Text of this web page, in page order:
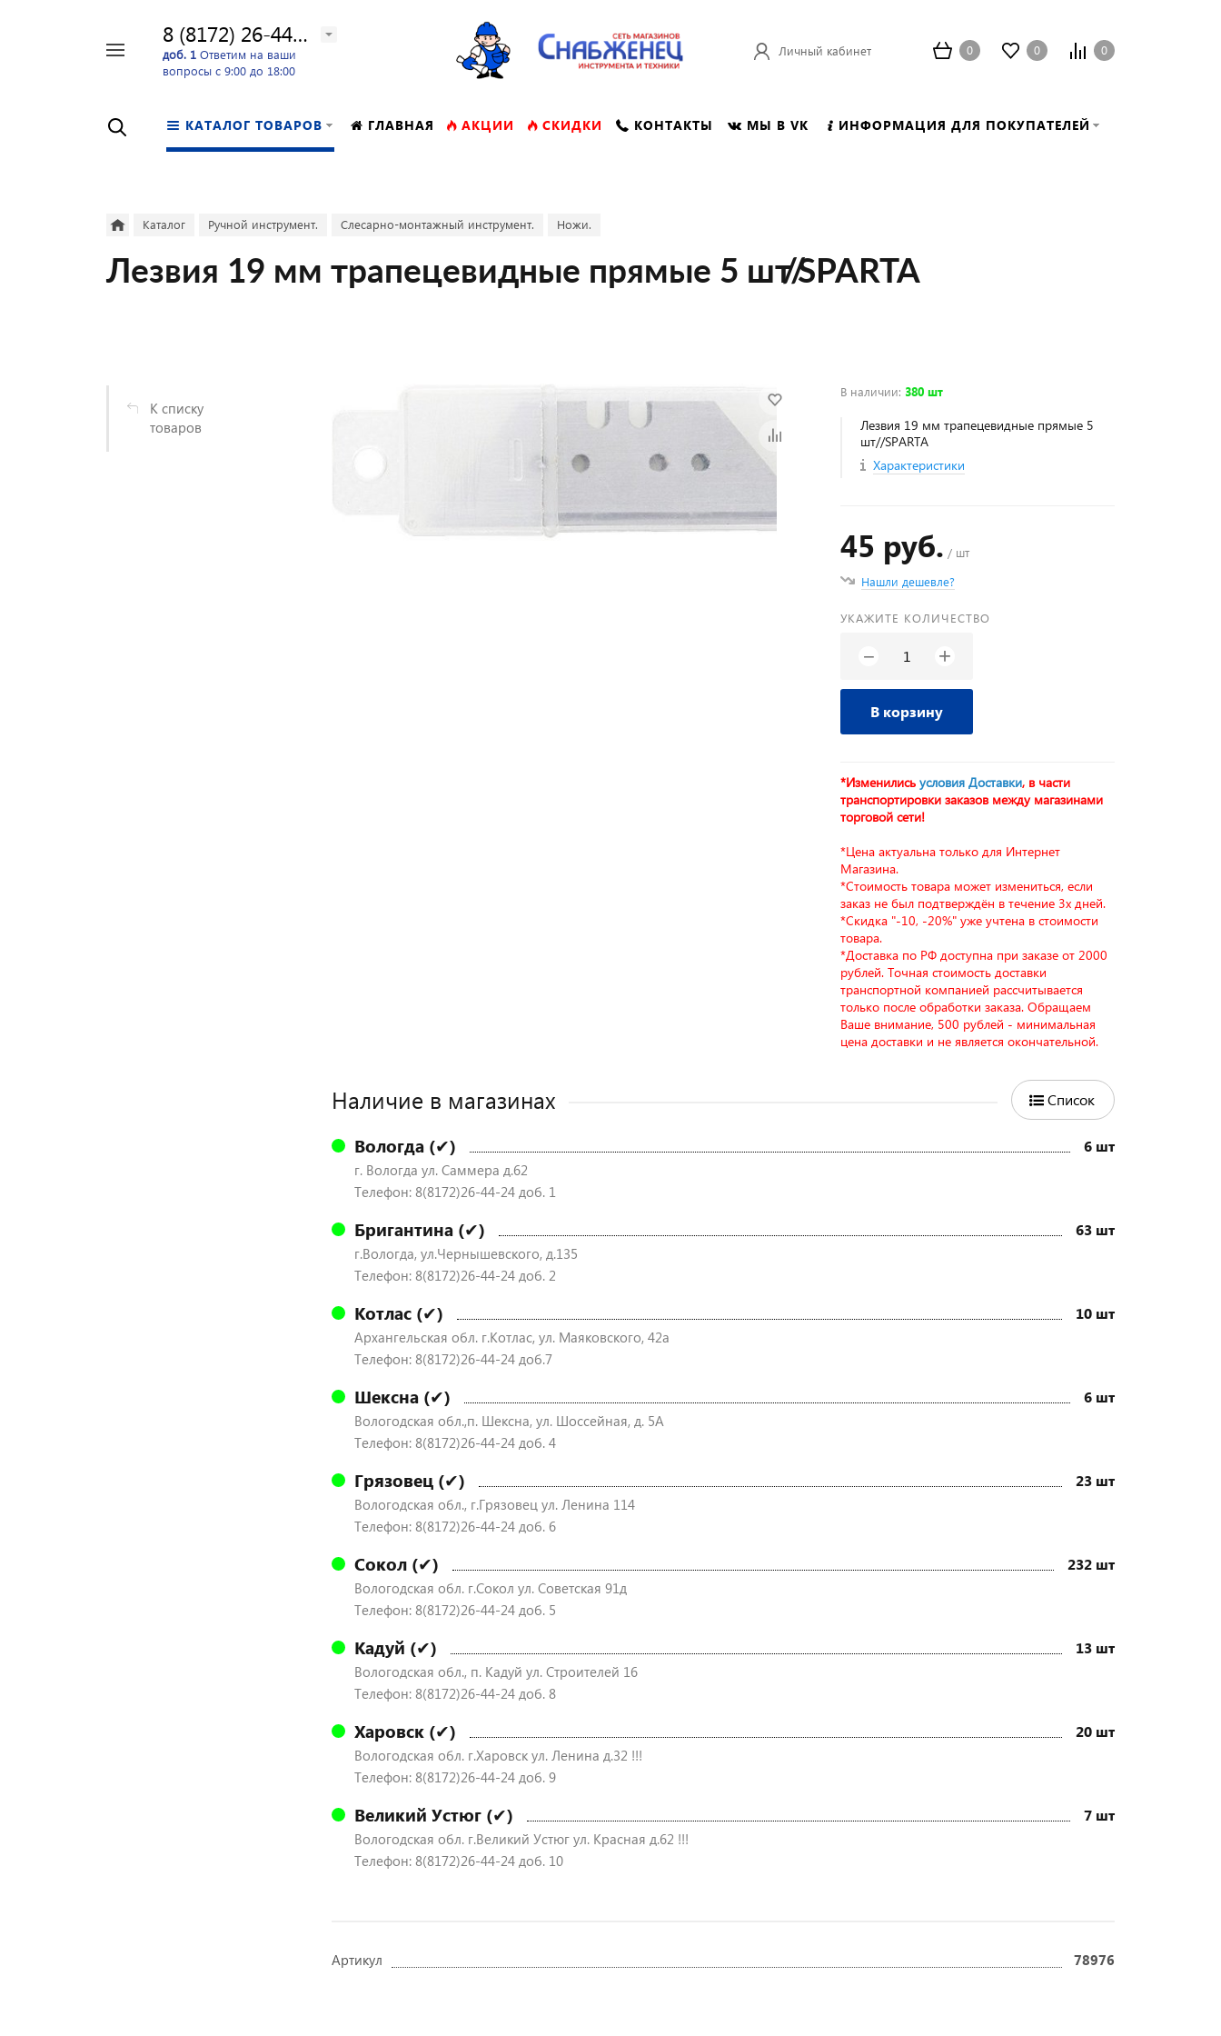
8 (8172) 26-44-24
доб. 1 Ответим на ваши
вопросы с 9:00 до 18:00
Личный кабинет 0 0 0
КАТАЛОГ ТОВАРОВ ГЛАВНАЯ АКЦИИ СКИДКИ КОНТАКТЫ МЫ В VK ИНФОРМАЦИЯ ДЛЯ ПОКУПАТЕЛЕЙ
Каталог Ручной инструмент. Слесарно-монтажный инструмент. Ножи.
Лезвия 19 мм трапецевидные прямые 5 шт//SPARTA
К списку
товаров
В наличии: 380 шт
Лезвия 19 мм трапецевидные прямые 5
шт//SPARTA
Характеристики
45 руб. / шт
Нашли дешевле?
УКАЖИТЕ КОЛИЧЕСТВО
− +
В корзину
*Изменилисьусловия Доставки, в части
транспортировки заказов между магазинами
торговой сети!
*Цена актуальна только для Интернет
Магазина.
*Стоимость товара может измениться, если
заказ не был подтверждён в течение 3х дней.
*Скидка "-10, -20%" уже учтена в стоимости
товара.
*Доставка по РФ доступна при заказе от 2000
рублей. Точная стоимость доставки
транспортной компанией рассчитывается
только после обработки заказа. Обращаем
Ваше внимание, 500 рублей - минимальная
цена доставки и не является окончательной.
Наличие в магазинах Список
Вологда (✔) 6 шт
г. Вологда ул. Саммера д.62
Телефон: 8(8172)26-44-24 доб. 1
Бригантина (✔) 63 шт
г.Вологда, ул.Чернышевского, д.135
Телефон: 8(8172)26-44-24 доб. 2
Котлас (✔) 10 шт
Архангельская обл. г.Котлас, ул. Маяковского, 42а
Телефон: 8(8172)26-44-24 доб.7
Шексна (✔) 6 шт
Вологодская обл.,п. Шексна, ул. Шоссейная, д. 5А
Телефон: 8(8172)26-44-24 доб. 4
Грязовец (✔) 23 шт
Вологодская обл., г.Грязовец ул. Ленина 114
Телефон: 8(8172)26-44-24 доб. 6
Сокол (✔) 232 шт
Вологодская обл. г.Сокол ул. Советская 91д
Телефон: 8(8172)26-44-24 доб. 5
Кадуй (✔) 13 шт
Вологодская обл., п. Кадуй ул. Строителей 16
Телефон: 8(8172)26-44-24 доб. 8
Харовск (✔) 20 шт
Вологодская обл. г.Харовск ул. Ленина д.32 !!!
Телефон: 8(8172)26-44-24 доб. 9
Великий Устюг (✔) 7 шт
Вологодская обл. г.Великий Устюг ул. Красная д.62 !!!
Телефон: 8(8172)26-44-24 доб. 10
Артикул 78976